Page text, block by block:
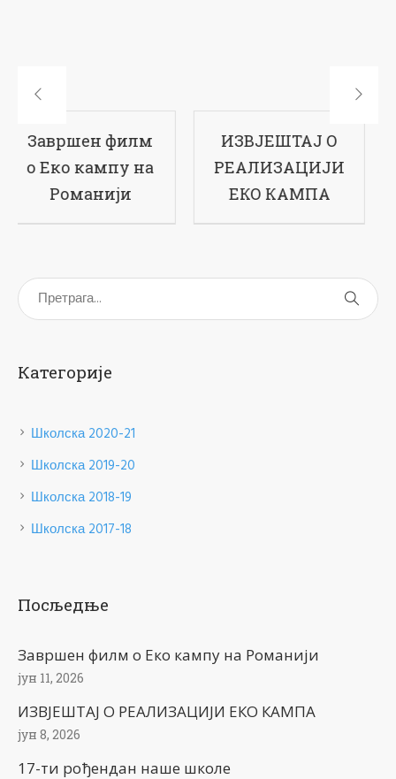
ИЗВЈЕШТАЈ О
РЕАЛИЗАЦИЈИ
ЕКО КАМПА
17-ти рођендан
наше школе
Категорије
Школска 2020-21
Школска 2019-20
Школска 2018-19
Школска 2017-18
Посљедње
Завршен филм о Еко кампу на Романији
јун 11, 2026
ИЗВЈЕШТАЈ О РЕАЛИЗАЦИЈИ ЕКО КАМПА
јун 8, 2026
17-ти рођендан наше школе